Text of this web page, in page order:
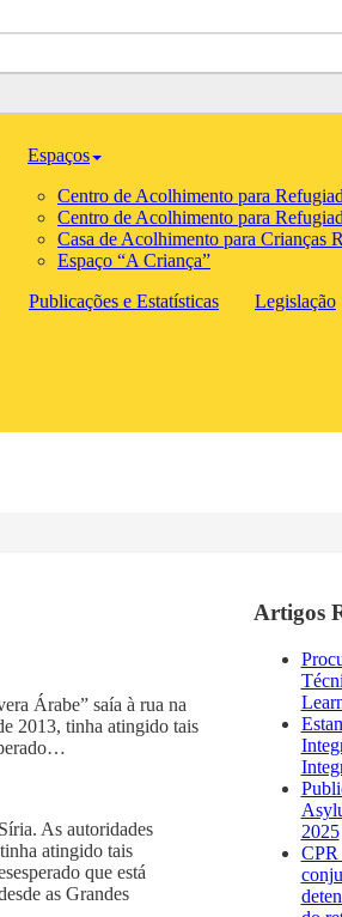
Espaços
Centro de Acolhimento para
Centro de Acolhimento para
Casa de Acolhimento para Crianças
Espaço “A Criança”
Publicações e Estatísticas Legislação
Árabe” saía à rua na
2013, tinha atingido tais
As autoridades
atingido tais
que está
as Grandes
Artigos
2025
CPR